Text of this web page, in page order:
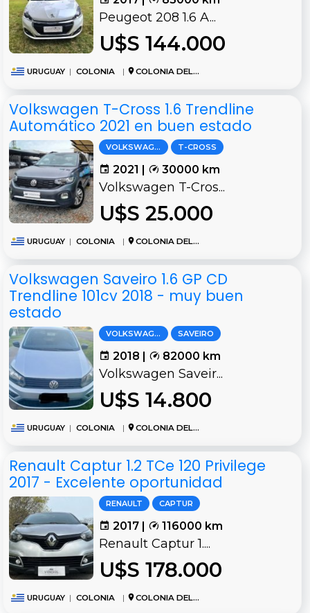
Peugeot 208 1.6 A...
U$S 144.000
URUGUAY | COLONIA | COLONIA DEL SACRAMENTO
Volkswagen T-Cross 1.6 Trendline
Automático 2021 en buen estado
VOLKSWAGEN T-CROSS
2021 | 30000 km
Volkswagen T-Cros...
U$S 25.000
URUGUAY | COLONIA | COLONIA DEL SACRAMENTO
Volkswagen Saveiro 1.6 GP CD
Trendline 101cv 2018 - muy buen
estado
VOLKSWAGEN SAVEIRO
2018 | 82000 km
Volkswagen Saveir...
U$S 14.800
URUGUAY | COLONIA | COLONIA DEL SACRAMENTO
Renault Captur 1.2 TCe 120 Privilege
2017 - Excelente oportunidad
RENAULT CAPTUR
2017 | 116000 km
Renault Captur 1....
U$S 178.000
URUGUAY | COLONIA | COLONIA DEL SACRAMENTO